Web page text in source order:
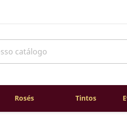
Rosés Tintos